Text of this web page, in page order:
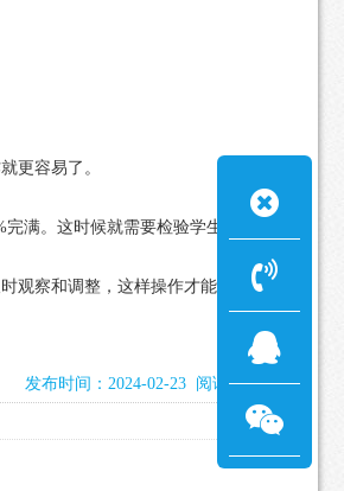
更容易了。
满。这时候就需要检验学生是否具
观察和调整，这样操作才能提高考试
发布时间：2024-02-23 阅读：2373次